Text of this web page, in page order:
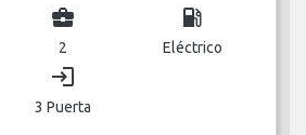
business_center
2
local_gas_station
Eléctrico
login
3 Puerta